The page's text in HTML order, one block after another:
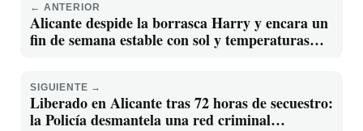
← ANTERIOR
Alicante despide la borrasca Harry y encara un
fin de semana estable con sol y temperaturas
SIGUIENTE →
Liberado en Alicante tras 72 horas de secuestro:
la Policía desmantela una red criminal